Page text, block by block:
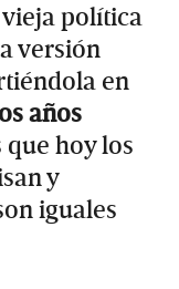
vieja política
versión
en
años
hoy los
y
iguales